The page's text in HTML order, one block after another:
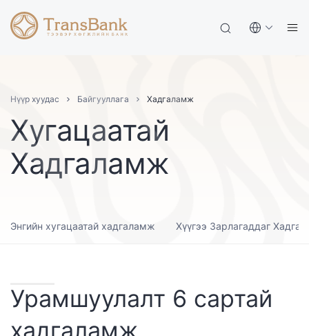
Нүүр хуудас Байгууллага Хадгаламж
Хугацаатай
Хадгаламж
Энгийн хугацаатай хадгаламж Хүүгээ Зарлагаддаг
Урамшуулалт 6 сартай
хадгаламж